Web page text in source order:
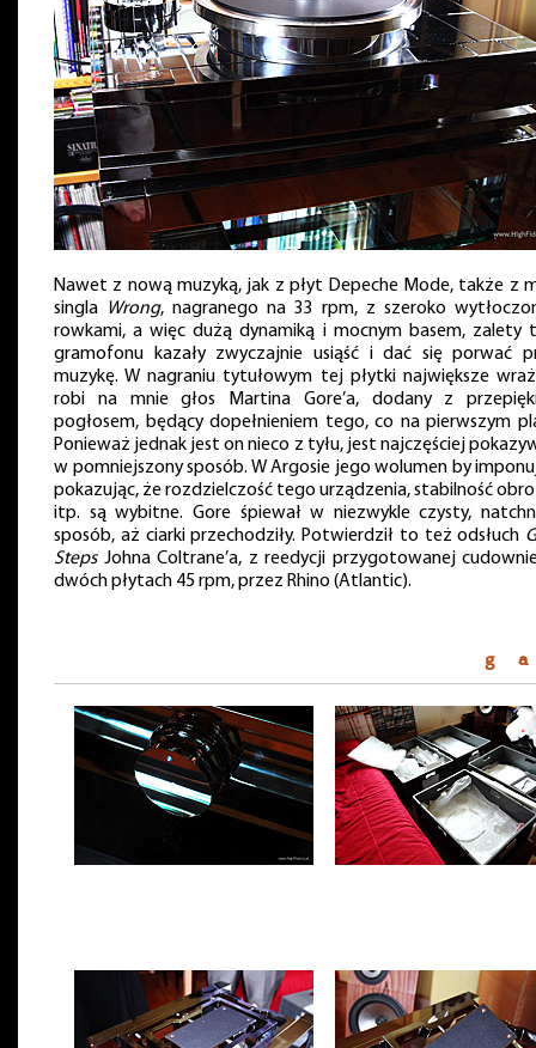
Nawet z nową muzyką, jak z płyt Depeche Mode, także z
singla
Wrong, nagranego na 33 rpm, z szeroko
rowkami, a więc dużą dynamiką i mocnym basem, zalety
gramofonu kazały zwyczajnie usiąść i dać się porwać
muzykę. W nagraniu tytułowym tej płytki największe
robi na mnie głos Martina Gore’a, dodany z
pogłosem, będący dopełnieniem tego, co na pierwszym
Ponieważ jednak jest on nieco z tyłu, jest najczęściej
w pomniejszony sposób. W Argosie jego wolumen by
pokazując, że rozdzielczość tego urządzenia, stabilność
itp. są wybitne. Gore śpiewał w niezwykle czysty,
sposób, aż ciarki przechodziły. Potwierdził to też odsłuch
StepsJohna Coltrane’a, z reedycji przygotowanej
dwóch płytach 45 rpm, przez Rhino (Atlantic).
g